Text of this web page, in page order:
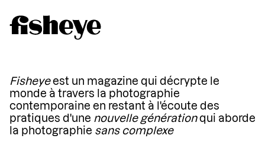
Fisheyeest un magazine qui décrypte le
monde à travers la photographie
contemporaine en restant à l'écoute des
pratiques d'une nouvelle générationqui aborde
la photographie sans complexe